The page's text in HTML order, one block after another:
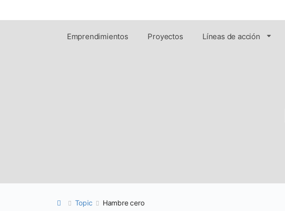
Emprendimientos Proyectos Líneas de acción
Topic Hambre cero